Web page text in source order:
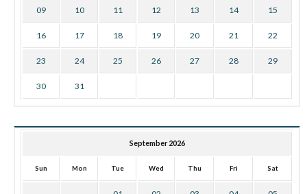
09 10 11 12 13 14 15
16 17 18 19 20 21 22
23 24 25 26 27 28 29
30 31
September 2026
Sun Mon Tue Wed Thu Fri Sat